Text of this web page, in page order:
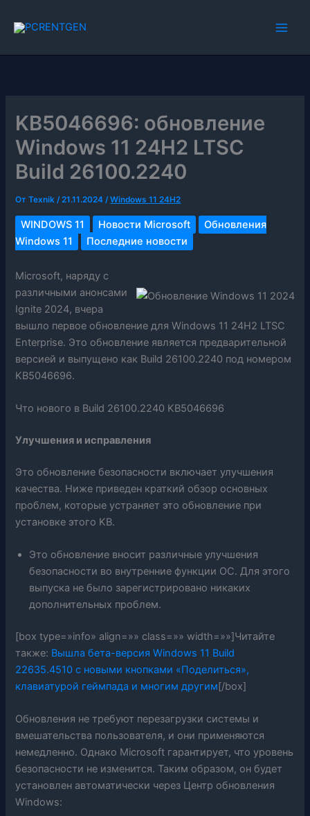
KB5046696: обновление
Windows 11 24H2 LTSC
Build 26100.2240
ОтTexnik/21.11.2024/Windows 11 24H2
WINDOWS 11 Новости Microsoft
Обновления
Windows 11
Последние новости
Microsoft, наряду с
различными анонсами
Ignite 2024, вчера
вышло первое обновление для Windows 11 24H2 LTSC
Enterprise. Это обновление является предварительной
версией и выпущено как Build 26100.2240 под номером
KB5046696.
Что нового в Build 26100.2240 KB5046696
Улучшения и исправления
Это обновление безопасности включает улучшения
качества. Ниже приведен краткий обзор основных
проблем, которые устраняет это обновление при
установке этого KB.
Это обновление вносит различные улучшения
безопасности во внутренние функции ОС. Для этого
выпуска не было зарегистрировано никаких
дополнительных проблем.
[box type=»info» align=»» class=»» width=»»]Читайте
также: Вышла бета-версия Windows 11 Build
22635.4510 с новыми кнопками «Поделиться»,
клавиатурой геймпада и многим другим[/box]
Обновления не требуют перезагрузки системы и
вмешательства пользователя, и они применяются
немедленно. Однако Microsoft гарантирует, что уровень
безопасности не изменится. Таким образом, он будет
установлен автоматически через Центр обновления
Windows: